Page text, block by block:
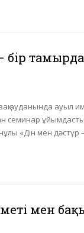
бір
ауданында ауыл
семинар
«Дін мен дәстүр
мен